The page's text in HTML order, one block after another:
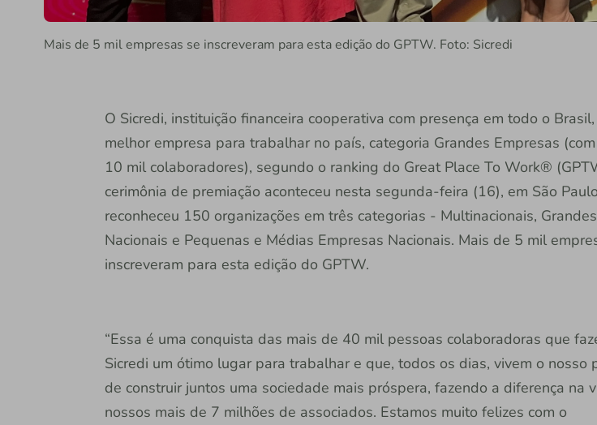
Mais de 5 mil empresas se inscreveram para esta edição do GPTW. Foto: Sicredi
O Sicredi, instituição financeira cooperativa com presença em todo o Brasil,
melhor empresa para trabalhar no país, categoria Grandes Empresas
10 mil colaboradores), segundo o ranking do Great Place To Work®
cerimônia de premiação aconteceu nesta segunda-feira (16), em São
reconheceu 150 organizações em três categorias - Multinacionais,
Nacionais e Pequenas e Médias Empresas Nacionais. Mais de 5 mil
inscreveram para esta edição do GPTW.
“Essa é uma conquista das mais de 40 mil pessoas colaboradoras que
Sicredi um ótimo lugar para trabalhar e que, todos os dias, vivem o nosso
de construir juntos uma sociedade mais próspera, fazendo a diferença na
nossos mais de 7 milhões de associados. Estamos muito felizes com o